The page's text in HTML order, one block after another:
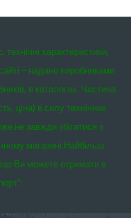
технічні характеристики,
– надано виробниками
в каталогах. Частина
ціна) в силу технічних
не завжди збігатися з
магазині.Найбільш
Ви можете отримати в